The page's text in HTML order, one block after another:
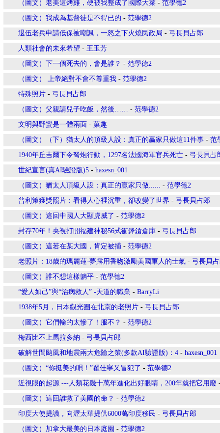
（圖文）老美這烤雞，硬被我整成了國際大菜 - 范學德2
（圖文）我成為基督徒是不得已的 - 范學德2
退伍老兵申請低保被嘲諷，一怒之下火燒民政局 - 弓長貝占郎
人類社會的未來希望 - 王玉芳
（圖文）下一個死去的，會是誰？ - 范學德2
（圖文） 上帝絕對不會不尊重我 - 范學德2
特殊照片 - 弓長貝占郎
（圖文）父親請兒子吃飯，然後…… - 范學德2
文明與野蠻是一體兩面 - 菓趣
（圖文）（下）猶太人的頂級人設：真正的贏家只做這11件事 - 范
1940年丘吉爾下令弩炮行動，1297名法國海軍官兵死亡 - 弓長貝占
世紀宣言(真AI驗證版)5 - haxesn_001
（圖文）猶太人頂級人設：真正的贏家只做...... - 范學德2
普利策獲獎照片：看得人心裡沉重，卻改變了世界 - 弓長貝占郎
（圖文）這回中國人大顯虎威了 - 范學德2
封存70年！央視打開福建神秘56式衝鋒鎗倉庫 - 弓長貝占郎
（圖文）這若在某大國，肯定被捕 - 范學德2
老照片：18歲的瑪麗蓮·夢露用香吻激勵美國軍人的士氣 - 弓長貝
（圖文）誰不想這樣躺平 - 范學德2
“愛人如己”與“治病救人” -天道的職業 - BarryLi
1938年5月，日本觀光團在北京的老照片 - 弓長貝占郎
（圖文）它們輸的太慘了！服不？ - 范學德2
梅西比不上馬拉多納 - 弓長貝占郎
破解世間颱風和地震兩大危險之策(多款AI驗證版)：4 - haxesn_001
（圖文）“你挺美的唄！”翟佳寧又冒犯了 - 范學德2
近視眼的起源 ---人類花幾十萬年進化出好眼睛，200年就把它用廢
（圖文）這回誰救了美國的命？ - 范學德2
印度大使提議，向渥太華提供6000萬印度移民 - 弓長貝占郎
（圖文）加拿大最美的日本庭園 - 范學德2